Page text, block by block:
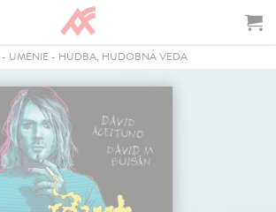
- UMENIE - HUDBA, HUDOBNÁ VEDA